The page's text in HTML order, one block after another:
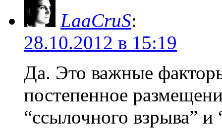
LaaCruS:
28.10.2012 в 15:19
Да. Это важные
постепенное
“ссылочного взрыва” и